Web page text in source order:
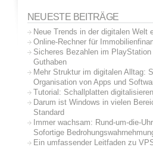
NEUESTE BEITRÄGE
Neue Trends in der digitalen Welt
Online-Rechner für
Sicheres Bezahlen im
Guthaben
Mehr Struktur im digitalen Alltag:
Organisation von Apps und
Tutorial: Schallplatten digitalisieren
Darum ist Windows in vielen
Standard
Immer wachsam: Rund-um-die-
Sofortige
Ein umfassender Leitfaden zu